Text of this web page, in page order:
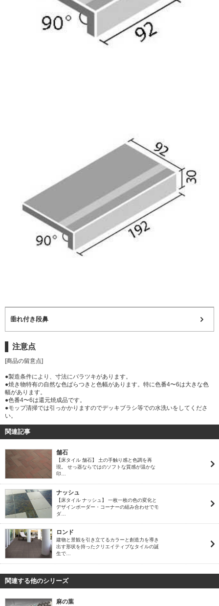
垂れ付き段鼻
注意点
[商品の留意点]
●製造条件により、寸法にバラツキがあります。
●焼き物特有の自然な色ばらつきと色幅があります。特に色番4〜6は大きな色
幅があります。
●色番4〜6は還元焼成品です。
●モップ清掃では引っかかりますのでデッキブラシ等での水洗いをしてくださ
い。
関連記事
舗石
【床タイル 舗石】 土の手触り感と色調を再
現。 せっ器ならではのソフトな質感が温かな
印…
ナッシュ
【床タイル ナッシュ】 一枚一枚の色の変化と
デザインボーダー・コーナーの組み合わせでモ
ダ…
ロンド
建物と景観を引き立てるカラーと創造力を導き
出す形状を持ったクリエイティブなタイルの誕
生で…
関連する他のシリーズ
麻の葉